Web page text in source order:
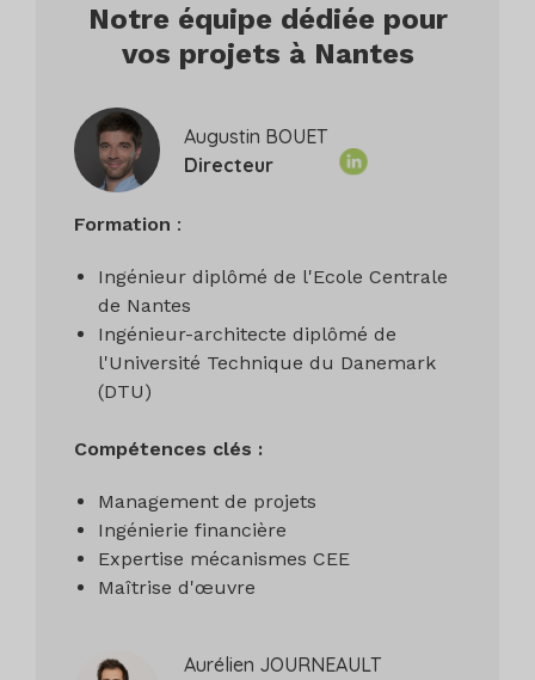
Notre équipe dédiée pour
vos projets à Nantes
Augustin BOUET
Directeur
Formation :
Ingénieur diplômé de l'Ecole Centrale
de Nantes
Ingénieur-architecte diplômé de
l'Université Technique du Danemark
(DTU)
Compétences clés :
Management de projets
Ingénierie financière
Expertise mécanismes CEE
Maîtrise d'œuvre
Aurélien JOURNEAULT